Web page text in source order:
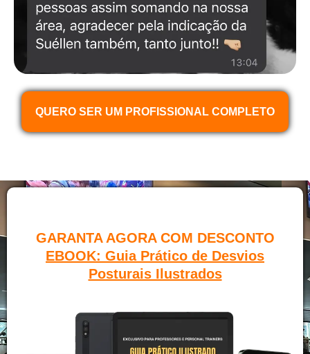
QUERO SER UM PROFISSIONAL COMPLETO
GARANTA AGORA COM DESCONTO
EBOOK: Guia Prático de Desvios
Posturais Ilustrados